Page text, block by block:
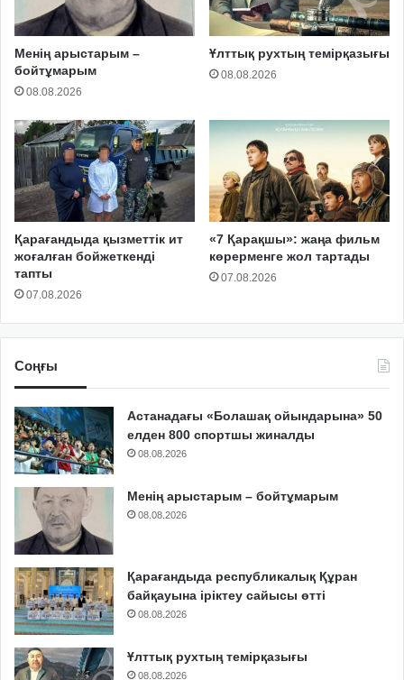
Менің арыстарым –
бойтұмарым
08.08.2026
Ұлттық рухтың темірқазығы
08.08.2026
Қарағандыда қызметтік ит
жоғалған бойжеткенді
тапты
07.08.2026
«7 Қарақшы»: жаңа фильм
көрерменге жол тартады
07.08.2026
Соңғы
Астанадағы «Болашақ ойындарына» 50
елден 800 спортшы жиналды
08.08.2026
Менің арыстарым – бойтұмарым
08.08.2026
Қарағандыда республикалық Құран
байқауына іріктеу сайысы өтті
08.08.2026
Ұлттық рухтың темірқазығы
08.08.2026